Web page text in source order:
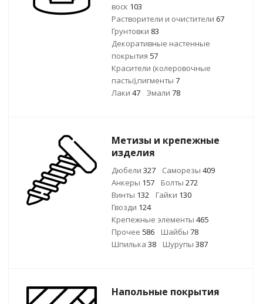
воск 103
Растворители и очистители 67
Грунтовки 83
Декоративные настенные
покрытия 57
Красители (колеровочные
пасты),пигменты 7
Лаки 47 Эмали 78
Метизы и крепежные
изделия
Дюбели 327 Саморезы 409
Анкеры 157 Болты 272
Винты 132 Гайки 130
Гвозди 124
Крепежные элементы 465
Прочее 586 Шайбы 78
Шпилька 38 Шурупы 387
Напольные покрытия